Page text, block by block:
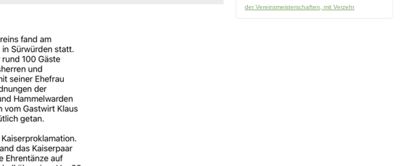
der Vereinsmeisterschaften, mit Verzehr